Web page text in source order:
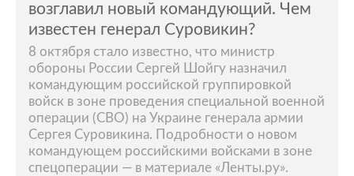
возглавил новый командующий. Чем
известен генерал Суровикин?
8 октября стало известно, что министр
обороны России Сергей Шойгу назначил
командующим российской группировкой
войск в зоне проведения специальной военной
операции (СВО) на Украине генерала армии
Сергея Суровикина. Подробности о новом
командующем российскими войсками в зоне
спецоперации — в материале «Ленты.ру».